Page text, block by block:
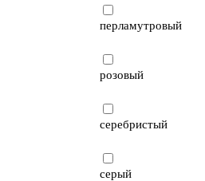
перламутровый
розовый
серебристый
серый